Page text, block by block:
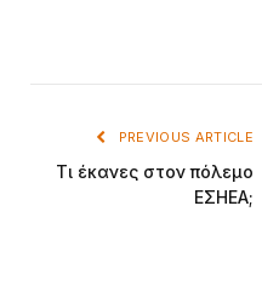
PREVIOUS ARTICLE
Τι έκανες στον πόλεμο
ΕΣΗΕΑ;